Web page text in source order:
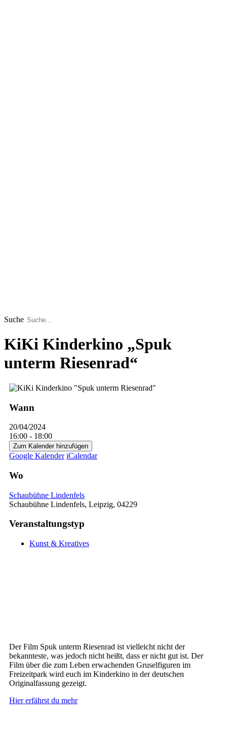
Suche
KiKi Kinderkino „Spuk
unterm Riesenrad“
Wann
20/04/2024
16:00 - 18:00
Zum Kalender hinzufügen
Google Kalender iCalendar
Wo
Schaubühne Lindenfels
Schaubühne Lindenfels, Leipzig, 04229
Veranstaltungstyp
Kunst & Kreatives
Der Film Spuk unterm Riesenrad ist vielleicht nicht der
bekannteste, was jedoch nicht heißt, dass er nicht gut ist. Der
Film über die zum Leben erwachenden Gruselfiguren im
Freizeitpark wird euch im Kinderkino in der deutschen
Originalfassung gezeigt.
Hier erfährst du mehr